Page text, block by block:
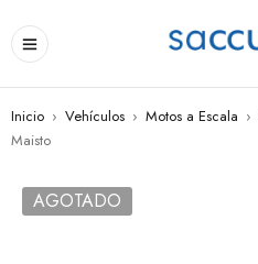
Inicio › Vehículos › Motos a Escala ›
Maisto
AGOTADO